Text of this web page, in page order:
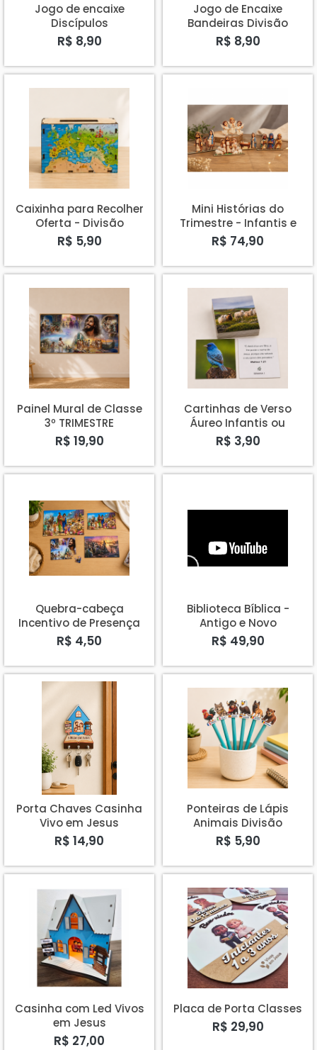
Jogo de encaixe
Discípulos
R$ 8,90
Jogo de Encaixe
Bandeiras Divisão
Intereuropeia
R$ 8,90
Caixinha para Recolher
Oferta - Divisão
Intereuropéia
R$ 5,90
Mini Histórias do
Trimestre - Infantis e
Primários
R$ 74,90
Painel Mural de Classe
3º TRIMESTRE
R$ 19,90
Cartinhas de Verso
Áureo Infantis ou
Primários 3º TRIMESTRE
R$ 3,90
Quebra-cabeça
Incentivo de Presença
ou Verso Áureo
R$ 4,50
Biblioteca Bíblica -
Antigo e Novo
Testamento
R$ 49,90
Porta Chaves Casinha
Vivo em Jesus
R$ 14,90
Ponteiras de Lápis
Animais Divisão
Intereuropéia - kit com
R$ 5,90
Casinha com Led Vivos
em Jesus
R$ 27,00
Placa de Porta Classes
R$ 29,90